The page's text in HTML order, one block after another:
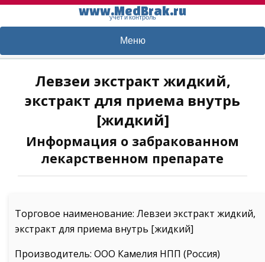
www.MedBrak.ru
учет и контроль
Меню
Левзеи экстракт жидкий,
экстракт для приема внутрь
[жидкий]
Информация о забракованном
лекарственном препарате
Торговое наименование: Левзеи экстракт жидкий,
экстракт для приема внутрь [жидкий]
Производитель: ООО Камелия НПП (Россия)